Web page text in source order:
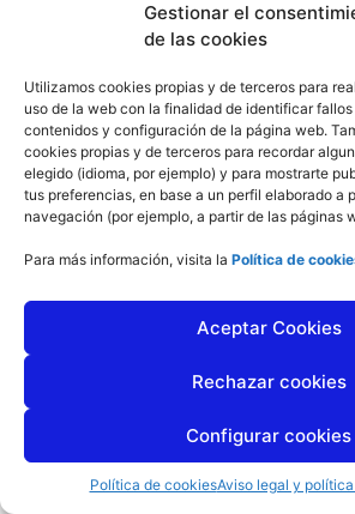
Gestionar el
de las cookies
Utilizamos cookies propias y de terceros para
uso de la web con la finalidad de identificar
contenidos y configuración de la página web.
cookies propias y de terceros para recordar
elegido (idioma, por ejemplo) y para mostrarte
tus preferencias, en base a un perfil elaborado a
navegación (por ejemplo, a partir de las páginas
Para más información, visita la Política de
Aceptar Cookies
Rechazar cookies
Configurar cookies
Política de cookiesAviso legal y
Diseño Web: Mundoblogs.net